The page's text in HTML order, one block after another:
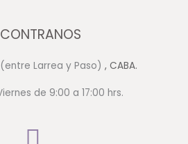
Larrea y Paso) , CABA.
de 9:00 a 17:00 hrs.